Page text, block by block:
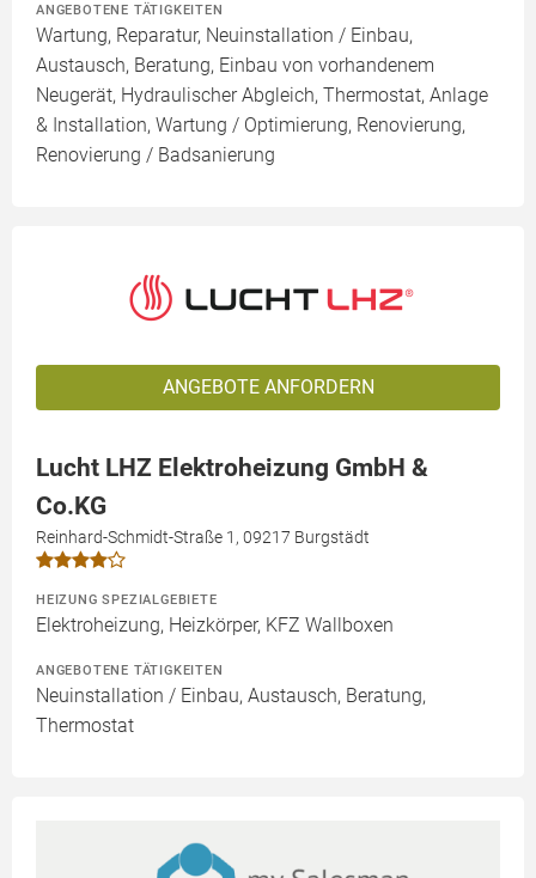
ANGEBOTENE TÄTIGKEITEN
Wartung, Reparatur, Neuinstallation / Einbau,
Austausch, Beratung, Einbau von vorhandenem
Neugerät, Hydraulischer Abgleich, Thermostat, Anlage
& Installation, Wartung / Optimierung, Renovierung,
Renovierung / Badsanierung
ANGEBOTE ANFORDERN
Lucht LHZ Elektroheizung GmbH &
Co.KG
Reinhard-Schmidt-Straße 1, 09217 Burgstädt
HEIZUNG SPEZIALGEBIETE
Elektroheizung, Heizkörper, KFZ Wallboxen
ANGEBOTENE TÄTIGKEITEN
Neuinstallation / Einbau, Austausch, Beratung,
Thermostat